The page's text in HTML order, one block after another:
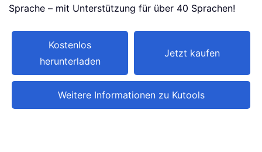
Sprache – mit Unterstützung für über 40 Sprachen!
Kostenlos
herunterladen
Jetzt kaufen
Weitere Informationen zu Kutools